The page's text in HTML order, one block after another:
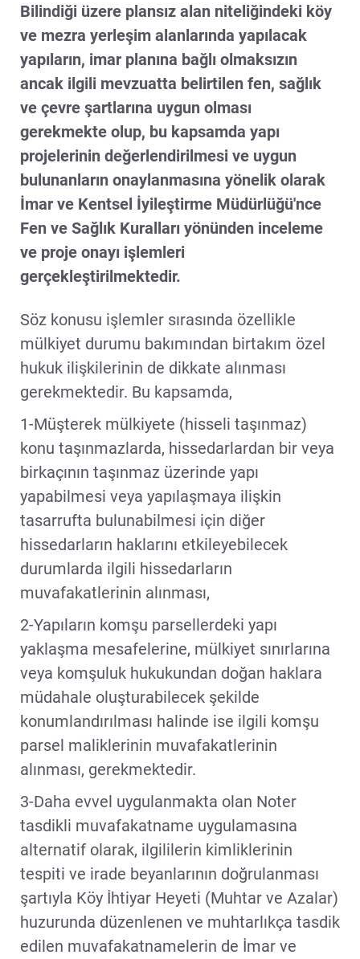
Bilindiği üzere plansız alan niteliğindeki köy
ve mezra yerleşim alanlarında yapılacak
yapıların, imar planına bağlı olmaksızın
ancak ilgili mevzuatta belirtilen fen, sağlık
ve çevre şartlarına uygun olması
gerekmekte olup, bu kapsamda yapı
projelerinin değerlendirilmesi ve uygun
bulunanların onaylanmasına yönelik olarak
İmar ve Kentsel İyileştirme Müdürlüğü'nce
Fen ve Sağlık Kuralları yönünden inceleme
ve proje onayı işlemleri
gerçekleştirilmektedir.
Söz konusu işlemler sırasında özellikle
mülkiyet durumu bakımından birtakım özel
hukuk ilişkilerinin de dikkate alınması
gerekmektedir. Bu kapsamda,
1-Müşterek mülkiyete (hisseli taşınmaz)
konu taşınmazlarda, hissedarlardan bir veya
birkaçının taşınmaz üzerinde yapı
yapabilmesi veya yapılaşmaya ilişkin
tasarrufta bulunabilmesi için diğer
hissedarların haklarını etkileyebilecek
durumlarda ilgili hissedarların
muvafakatlerinin alınması,
2-Yapıların komşu parsellerdeki yapı
yaklaşma mesafelerine, mülkiyet sınırlarına
veya komşuluk hukukundan doğan haklara
müdahale oluşturabilecek şekilde
konumlandırılması halinde ise ilgili komşu
parsel maliklerinin muvafakatlerinin
alınması, gerekmektedir.
3-Daha evvel uygulanmakta olan Noter
tasdikli muvafakatname uygulamasına
alternatif olarak, ilgililerin kimliklerinin
tespiti ve irade beyanlarının doğrulanması
şartıyla Köy İhtiyar Heyeti (Muhtar ve Azalar)
huzurunda düzenlenen ve muhtarlıkça tasdik
edilen muvafakatnamelerin de İmar ve